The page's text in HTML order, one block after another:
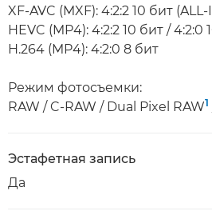
XF-AVC (MXF): 4:2:2 10 бит
HEVC (MP4): 4:2:2 10 бит / 4:2:0
H.264 (MP4): 4:2:0 8 бит
Режим фотосъемки:
RAW / C-RAW / Dual Pixel RAW1
Эстафетная запись
Да